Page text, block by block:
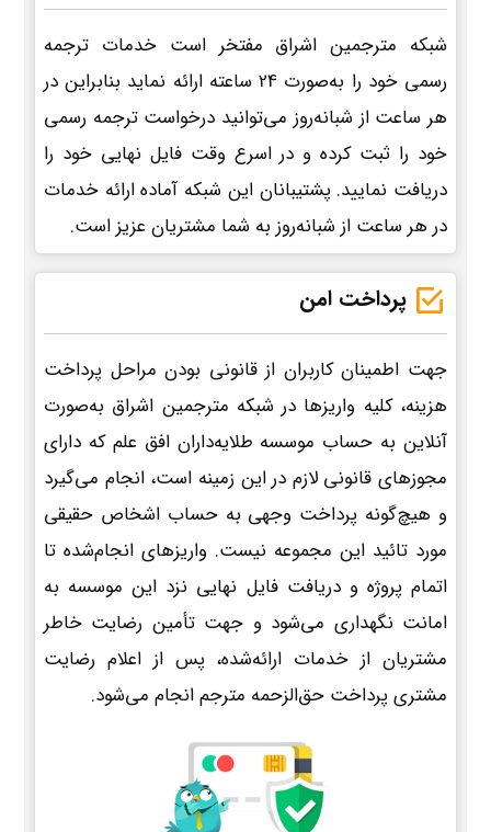
شبکه مترجمین اشراق مفتخر است خدمات ترجمه
رسمی خود را به‌صورت 24 ساعته ارائه نماید بنابراین در
هر ساعت از شبانه‌روز می‌توانید درخواست ترجمه رسمی
خود را ثبت کرده و در اسرع وقت فایل نهایی خود را
دریافت نمایید. پشتیبانان این شبکه آماده ارائه خدمات
در هر ساعت از شبانه‌روز به شما مشتریان عزیز است.
پرداخت امن
جهت اطمینان کاربران از قانونی بودن مراحل پرداخت
هزینه، کلیه واریزها در شبکه مترجمین اشراق به‌صورت
آنلاین به حساب موسسه طلایه‌داران افق علم که دارای
مجوزهای قانونی لازم در این زمینه است، انجام می‌گیرد
و هیچ‌گونه پرداخت وجهی به حساب اشخاص حقیقی
مورد تائید این مجموعه نیست. واریزهای انجام‌شده تا
اتمام پروژه و دریافت فایل نهایی نزد این موسسه به
امانت نگهداری می‌شود و جهت تأمین رضایت خاطر
مشتریان از خدمات ارائه‌شده، پس از اعلام رضایت
مشتری پرداخت حق‌الزحمه مترجم انجام می‌شود.